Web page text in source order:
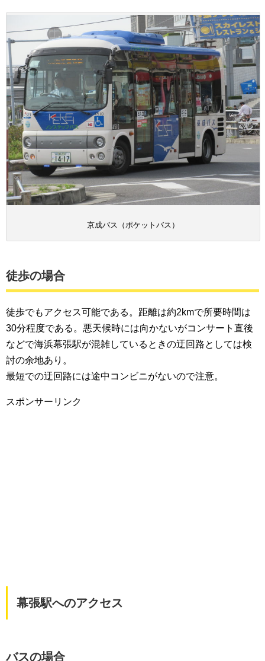
京成バス（ポケットバス）
徒歩の場合
徒歩でもアクセス可能である。距離は約2kmで所要時間は
30分程度である。悪天候時には向かないがコンサート直後
などで海浜幕張駅が混雑しているときの迂回路としては検
討の余地あり。
最短での迂回路には途中コンビニがないので注意。
スポンサーリンク
幕張駅へのアクセス
バスの場合